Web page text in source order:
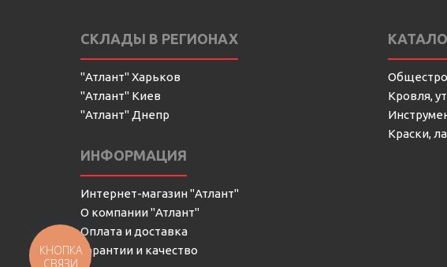
СКЛАДЫ В РЕГИОНАХ
"Атлант" Харьков
"Атлант" Киев
"Атлант" Днепр
ИНФОРМАЦИЯ
Интернет-магазин "Атлант"
О компании "Атлант"
Оплата и доставка
Гарантии и качество
Кровля,
Краски,
КНОПКА
СВЯЗИ